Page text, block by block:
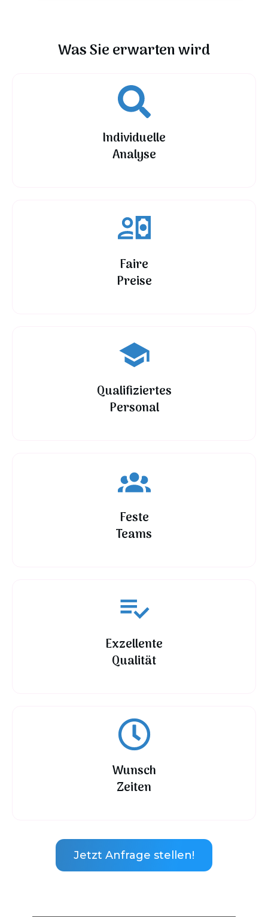
Was Sie erwarten wird
Individuelle
Analyse
Faire
Preise
Qualifiziertes
Personal
Feste
Teams
Exzellente
Qualität
Wunsch
Zeiten
Jetzt Anfrage stellen!